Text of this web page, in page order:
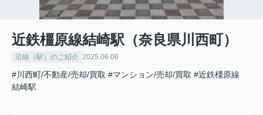
近鉄橿原線結崎駅（奈良県川西町）
沿線（駅）のご紹介 2025.06.06
#川西町/不動産/売却/買取 #マンション/売却/買取 #近鉄橿原線
結崎駅